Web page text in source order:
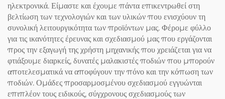
ηλεκτρονικά. Είμαστε και έχουμε πάντα επικεντρωθεί στη
βελτίωση των τεχνολογιών και των υλικών που ενισχύουν τη
συνολική λειτουργικότητα των προϊόντων μας. Φέρομε φύλλο
για τις ικανότητες έρευνας και σχεδιασμού μας που εργάζονται
προς την εξαγωγή της χρήστη μηχανικής που χρειάζεται για να
φτιάξουμε διαρκείς, δυνατές μαλακιστές ποδιών που μπορούν
αποτελεσματικά να αποφύγουν την πόνο και την κόπωση των
ποδιών. Ομάδες προσαρμοσμένου σχεδιασμού εγγυώνται
επιπλέον τους ειδικούς, σύγχρονους σχεδιασμούς των